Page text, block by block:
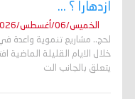
ازدهارا ؟ ...
الخميس/06/أغسطس/2026 - 11:33 م
لحج.. مشاريع تنموية واعدة
خلال الايام القليلة الماضية
يتعلق بالجانب الت